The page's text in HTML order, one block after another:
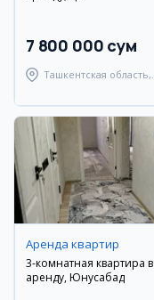
7 800 000 сум
Ташкентская область,
Аренда квартир
3-комнатная квартира в
аренду, Юнусабад